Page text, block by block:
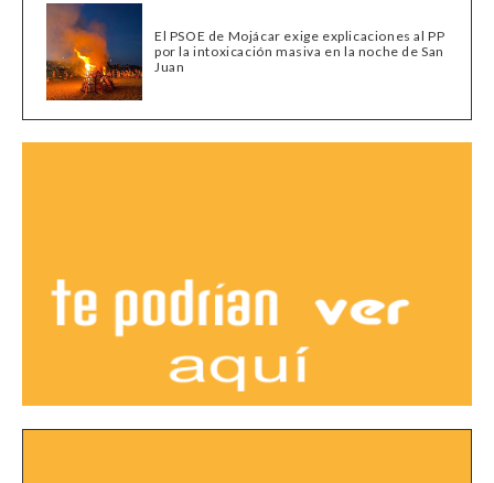
El PSOE de Mojácar exige explicaciones al PP
por la intoxicación masiva en la noche de San
Juan